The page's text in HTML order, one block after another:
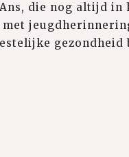
die nog altijd